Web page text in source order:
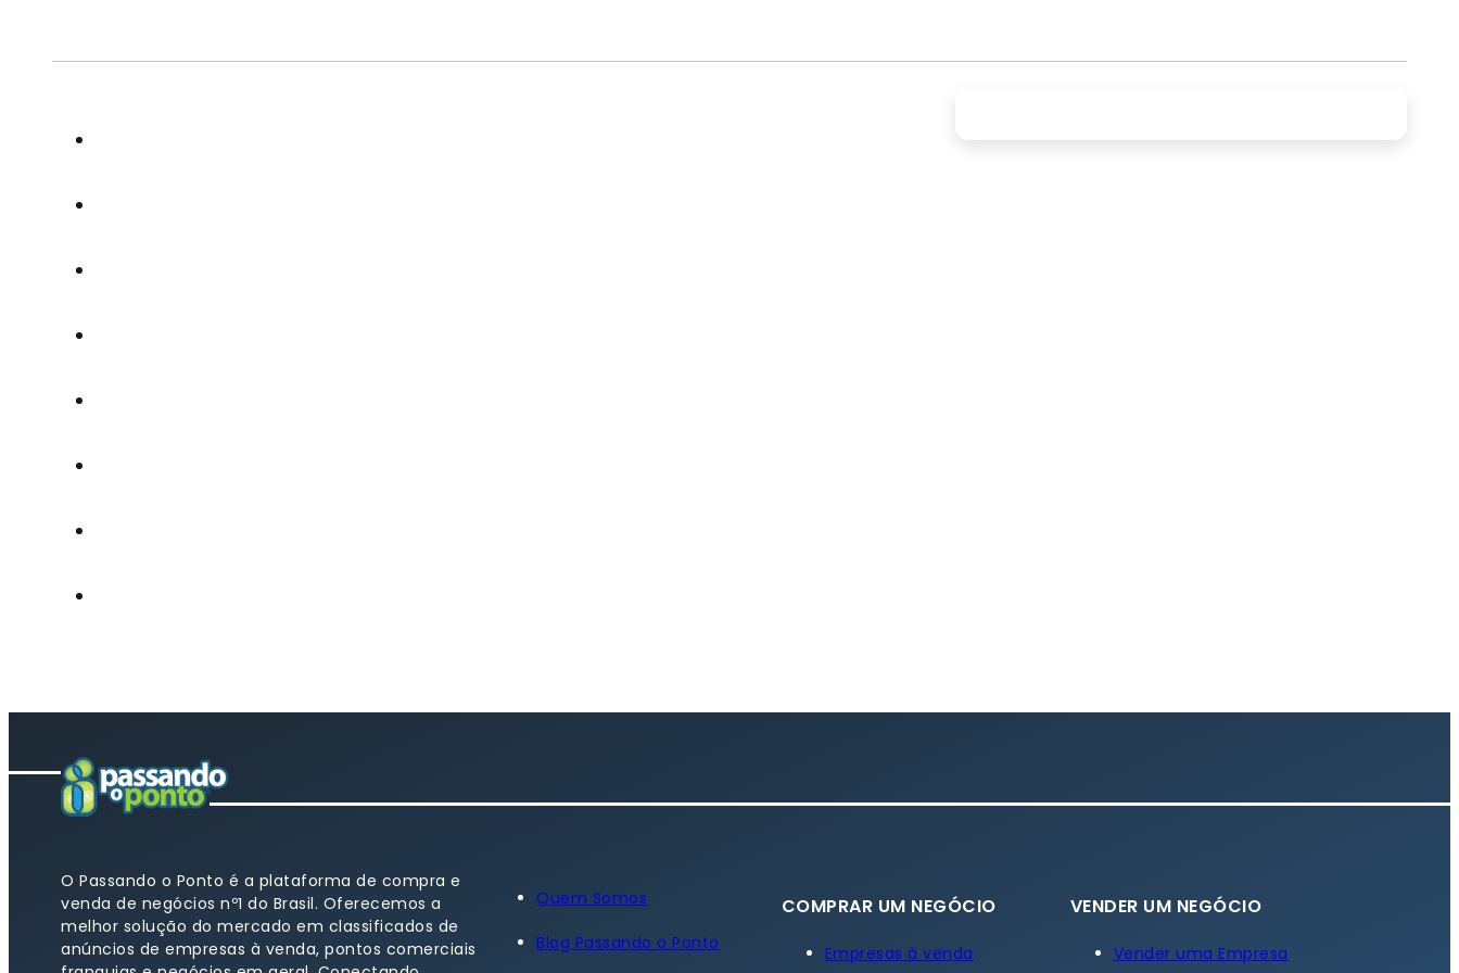
O Passando o Ponto é a plataforma de compra e
venda de negócios nº1 do Brasil. Oferecemos a
melhor solução do mercado em classificados de
anúncios de empresas à venda, pontos comerciais
Quem Somos
Blog Passando o Ponto
COMPRAR UM NEGÓCIO
Empresas à venda
VENDER UM NEGÓCIO
Vender uma Empresa